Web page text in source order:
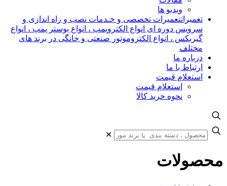
ویدیو ها
تعمیراتتعمیرات تخصصی و خـدمات نصب و راه اندازی و
سرویس دوره ای انواع الکتروپمپ ، انواع بوستر پمپ ، انواع
گیربکس ، انواع الکتروموتور صنعتی و خانگی در برند های
مختلف
درباره ما
ارتباط با ما
استعلام قیمت
استعلام قیمت
نحوه خرید کالا
✕
محصولات